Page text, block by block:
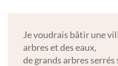
Je voudrais bâtir une
arbres et des eaux,
de grands arbres